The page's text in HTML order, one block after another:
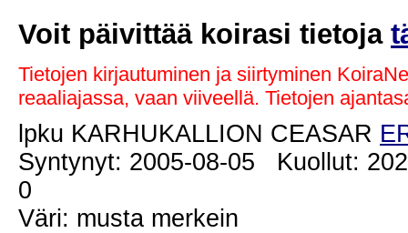
Voit päivittää koirasi tietoja
Tietojen kirjautuminen ja siirtyminen
reaaliajassa, vaan viiveellä. Tietojen
lpku KARHUKALLION CEASAR
Syntynyt: 2005-08-05 Kuollut:
0
Väri: musta merkein